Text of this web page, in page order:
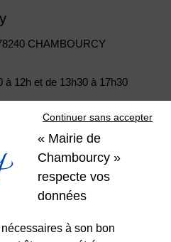
CHAMBOURCY
à 12h et de 13h30 à 17h30
Nous contacter
Continuer sans accepter
« Mairie de
Chambourcy »
respecte vos
données
à son bon